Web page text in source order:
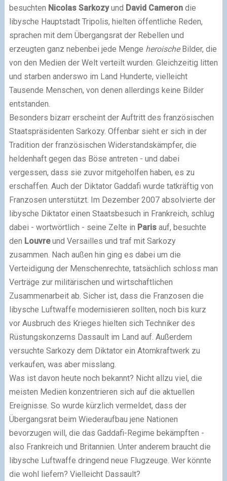
besuchten Nicolas Sarkozyund David Camerondie
libysche Hauptstadt Tripolis, hielten öffentliche Reden,
sprachen mit dem Übergangsrat der Rebellen und
erzeugten ganz nebenbei jede Menge heroischeBilder, die
von den Medien der Welt verteilt wurden. Gleichzeitig litten
und starben anderswo im Land Hunderte, vielleicht
Tausende Menschen, von denen allerdings keine Bilder
entstanden.
Besonders bizarr erscheint der Auftritt des französischen
Staatspräsidenten Sarkozy. Offenbar sieht er sich in der
Tradition der französischen Widerstandskämpfer, die
heldenhaft gegen das Böse antreten - und dabei
vergessen, dass sie zuvor mitgeholfen haben, es zu
erschaffen. Auch der Diktator Gaddafi wurde tatkräftig von
Franzosen unterstützt. Im Dezember 2007 absolvierte der
libysche Diktator einen Staatsbesuch in Frankreich, schlug
dabei - wortwörtlich - seine Zelte in Parisauf, besuchte
den Louvreund Versailles und traf mit Sarkozy
zusammen. Nach außen hin ging es dabei um die
Verteidigung der Menschenrechte, tatsächlich schloss man
Verträge zur militärischen und wirtschaftlichen
Zusammenarbeit ab. Sicher ist, dass die Franzosen die
libysche Luftwaffe modernisieren sollten, noch bis kurz
vor Ausbruch des Krieges hielten sich Techniker des
Rüstungskonzerns Dassault im Land auf. Außerdem
versuchte Sarkozy dem Diktator ein Atomkraftwerk zu
verkaufen, was aber misslang.
Was ist davon heute noch bekannt? Nicht allzu viel, die
meisten Medien konzentrieren sich auf die aktuellen
Ereignisse. So wurde kürzlich vermeldet, dass der
Übergangsrat beim Wiederaufbau jene Nationen
bevorzugen will, die das Gaddafi-Regime bekämpften -
also Frankreich und Britannien. Unter anderem braucht die
libysche Luftwaffe dringend neue Flugzeuge. Wer könnte
die wohl liefern? Vielleicht Dassault?